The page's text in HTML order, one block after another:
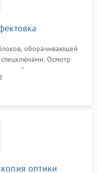
оборачивающей
Осмотр
пружин и
люфта, смещения
оптики